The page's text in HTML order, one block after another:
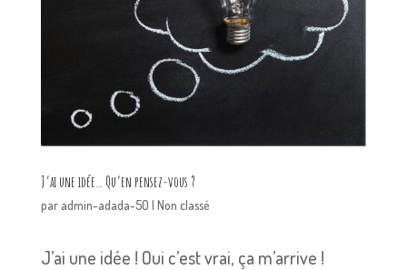
J’ai une idée… Qu’en pensez-vous ?
par admin-adada-50 | Non classé
J’ai une idée ! Oui c’est vrai, ça m’arrive !